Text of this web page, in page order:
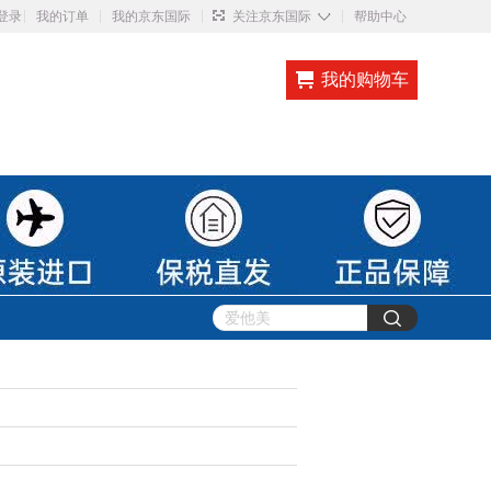
录 我的订单 我的京东国际 关注京东国际 ◇ 帮助中心
我的购物车